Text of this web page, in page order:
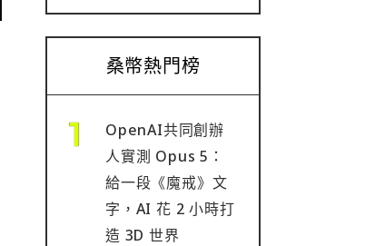
桑幣熱門榜
OpenAI共同創辦
人實測 Opus 5：
給一段《魔戒》文
字，AI 花 2 小時打
造 3D 世界